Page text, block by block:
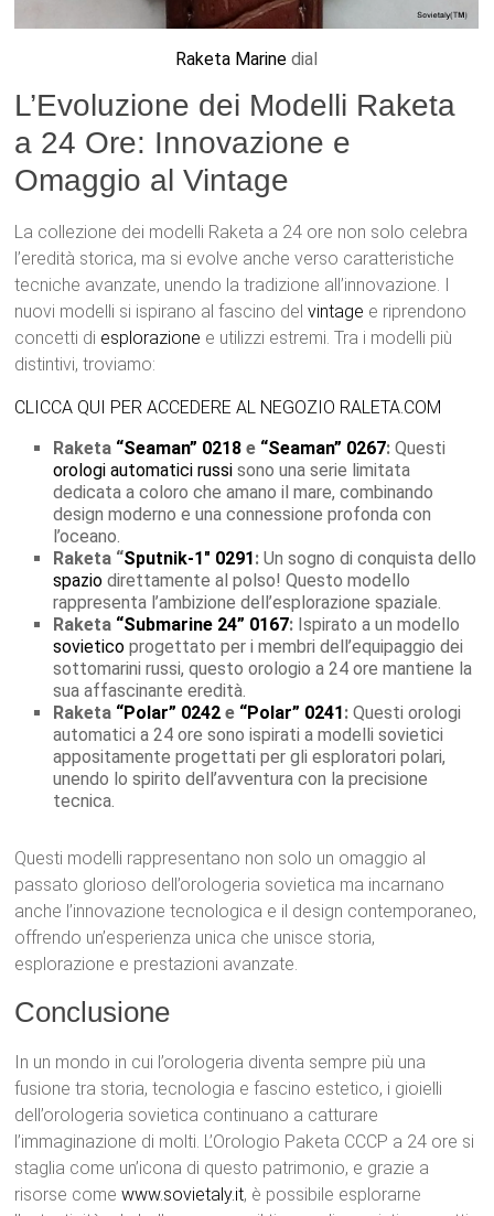
Raketa Marine dial
L’Evoluzione dei Modelli Raketa
a 24 Ore: Innovazione e
Omaggio al Vintage
La collezione dei modelli Raketa a 24 ore non solo celebra
l’eredità storica, ma si evolve anche verso caratteristiche
tecniche avanzate, unendo la tradizione all’innovazione. I
nuovi modelli si ispirano al fascino delvintage e riprendono
concetti di esplorazione e utilizzi estremi. Tra i modelli più
distintivi, troviamo:
CLICCA QUI PER ACCEDERE AL NEGOZIO RALETA.COM
Raketa “Seaman” 0218 e “Seaman” 0267: Questi
orologi automatici russi sono una serie limitata
dedicata a coloro che amano il mare, combinando
design moderno e una connessione profonda con
l’oceano.
Raketa “Sputnik-1″ 0291: Un sogno di conquista dello
spazio direttamente al polso! Questo modello
rappresenta l’ambizione dell’esplorazione spaziale.
Raketa “Submarine 24” 0167: Ispirato a un modello
sovietico progettato per i membri dell’equipaggio dei
sottomarini russi, questo orologio a 24 ore mantiene la
sua affascinante eredità.
Raketa “Polar” 0242 e “Polar” 0241: Questi orologi
automatici a 24 ore sono ispirati a modelli sovietici
appositamente progettati per gli esploratori polari,
unendo lo spirito dell’avventura con la precisione
tecnica.
Questi modelli rappresentano non solo un omaggio al
passato glorioso dell’orologeria sovietica ma incarnano
anche l’innovazione tecnologica e il design contemporaneo,
offrendo un’esperienza unica che unisce storia,
esplorazione e prestazioni avanzate.
Conclusione
In un mondo in cui l’orologeria diventa sempre più una
fusione tra storia, tecnologia e fascino estetico, i gioielli
dell’orologeria sovietica continuano a catturare
l’immaginazione di molti. L’Orologio Paketa CCCP a 24 ore si
staglia come un’icona di questo patrimonio, e grazie a
risorse comewww.sovietaly.it, è possibile esplorarne